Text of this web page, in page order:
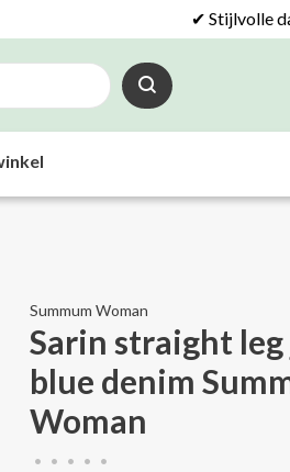
✔ Stijlvolle
Summum Woman
Sarin straight
blue denim
Woman
• • • •
•